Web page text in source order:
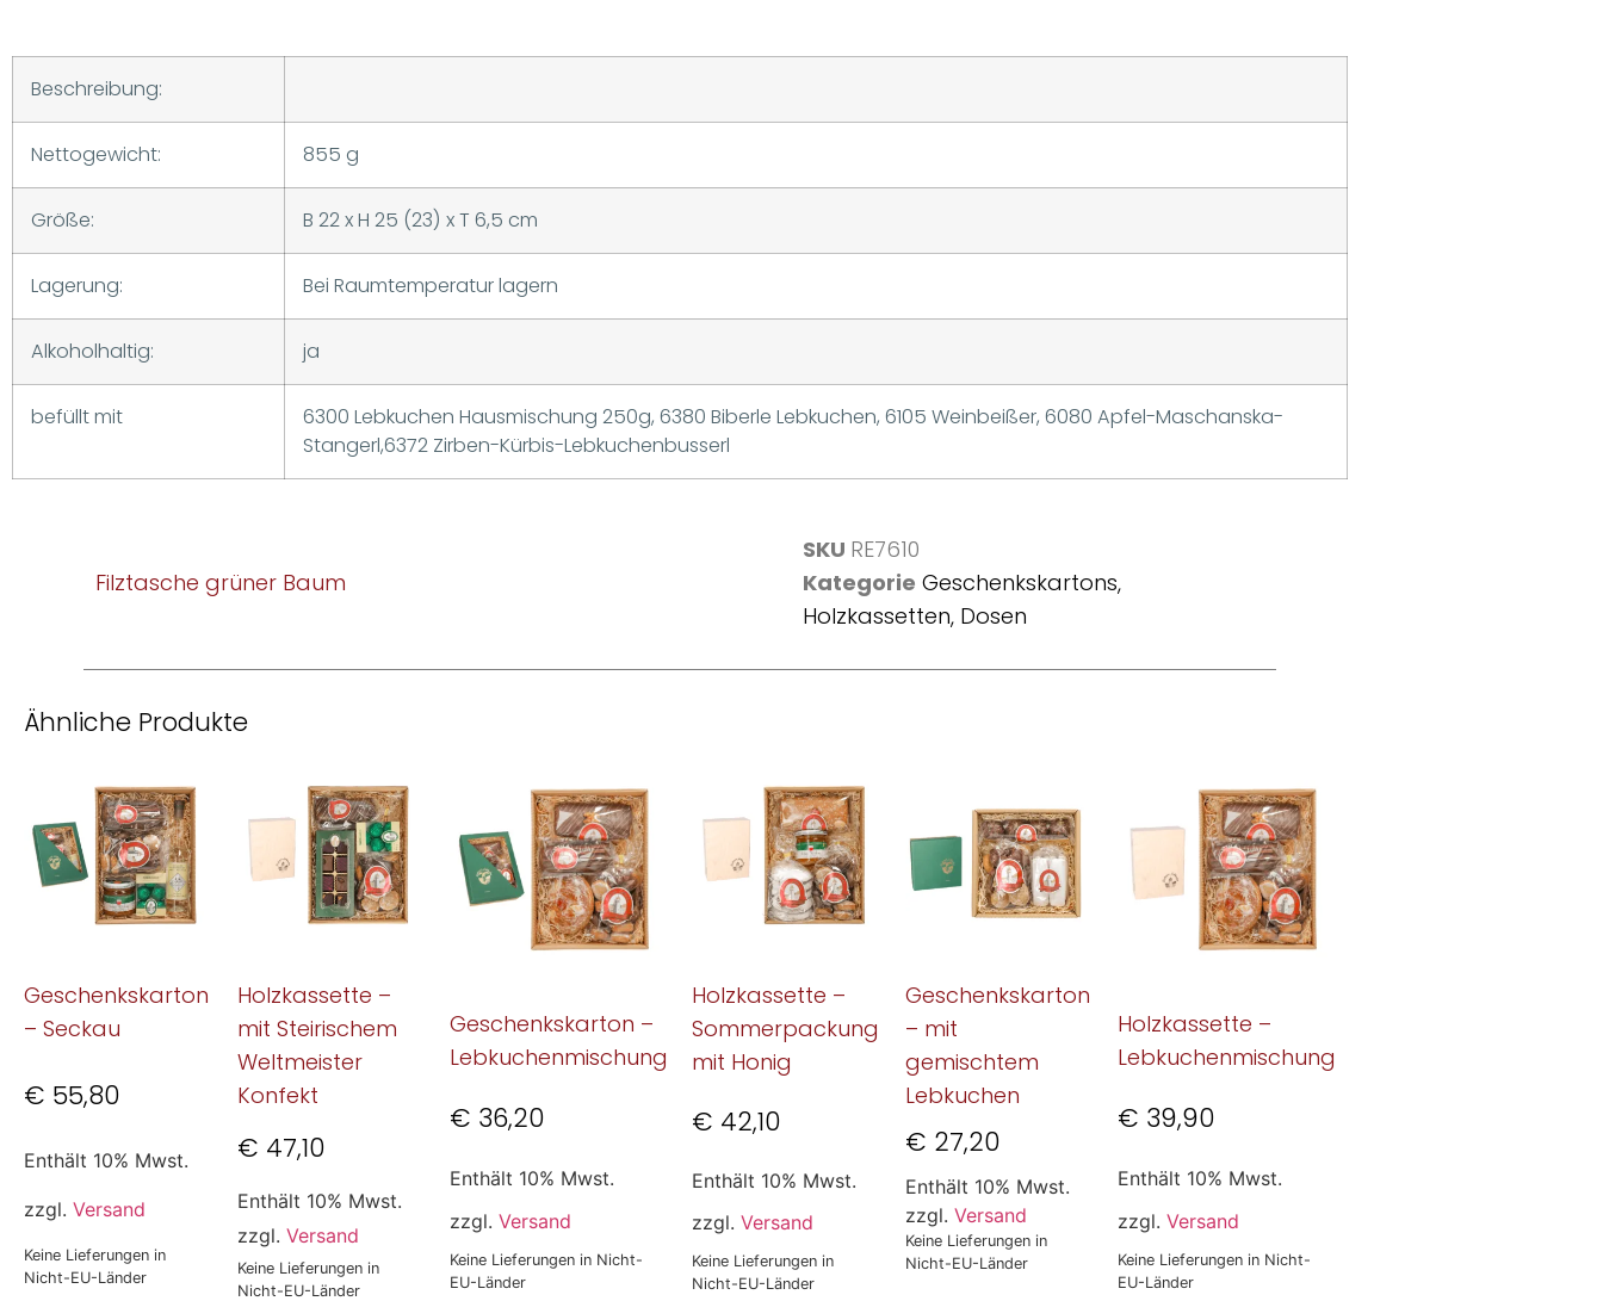
Beschreibung:
Nettogewicht: 855 g
Größe: B 22 x H 25 (23) x T 6,5 cm
Lagerung: Bei Raumtemperatur lagern
Alkoholhaltig: ja
befüllt mit
6300 Lebkuchen Hausmischung 250g, 6380 Biberle Lebkuchen, 6105 Weinbeißer, 6080 Apfel-Maschanska-
Stangerl,6372 Zirben-Kürbis-Lebkuchenbusserl
Filztasche grüner Baum
SKU RE7610
Kategorie Geschenkskartons,
Holzkassetten, Dosen
Ähnliche Produkte
Geschenkskarton
– Seckau
€ 55,80
Enthält 10% Mwst.
zzgl. Versand
Keine Lieferungen in
Nicht-EU-Länder
Holzkassette –
mit Steirischem
Weltmeister
Konfekt
€ 47,10
Enthält 10% Mwst.
zzgl. Versand
Keine Lieferungen in
Nicht-EU-Länder
Geschenkskarton –
Lebkuchenmischung
€ 36,20
Enthält 10% Mwst.
zzgl. Versand
Keine Lieferungen in Nicht-
EU-Länder
Holzkassette –
Sommerpackung
mit Honig
€ 42,10
Enthält 10% Mwst.
zzgl. Versand
Keine Lieferungen in
Nicht-EU-Länder
Geschenkskarton
– mit
gemischtem
Lebkuchen
€ 27,20
Enthält 10% Mwst.
zzgl. Versand
Keine Lieferungen in
Nicht-EU-Länder
Holzkassette –
Lebkuchenmischung
€ 39,90
Enthält 10% Mwst.
zzgl. Versand
Keine Lieferungen in Nicht-
EU-Länder